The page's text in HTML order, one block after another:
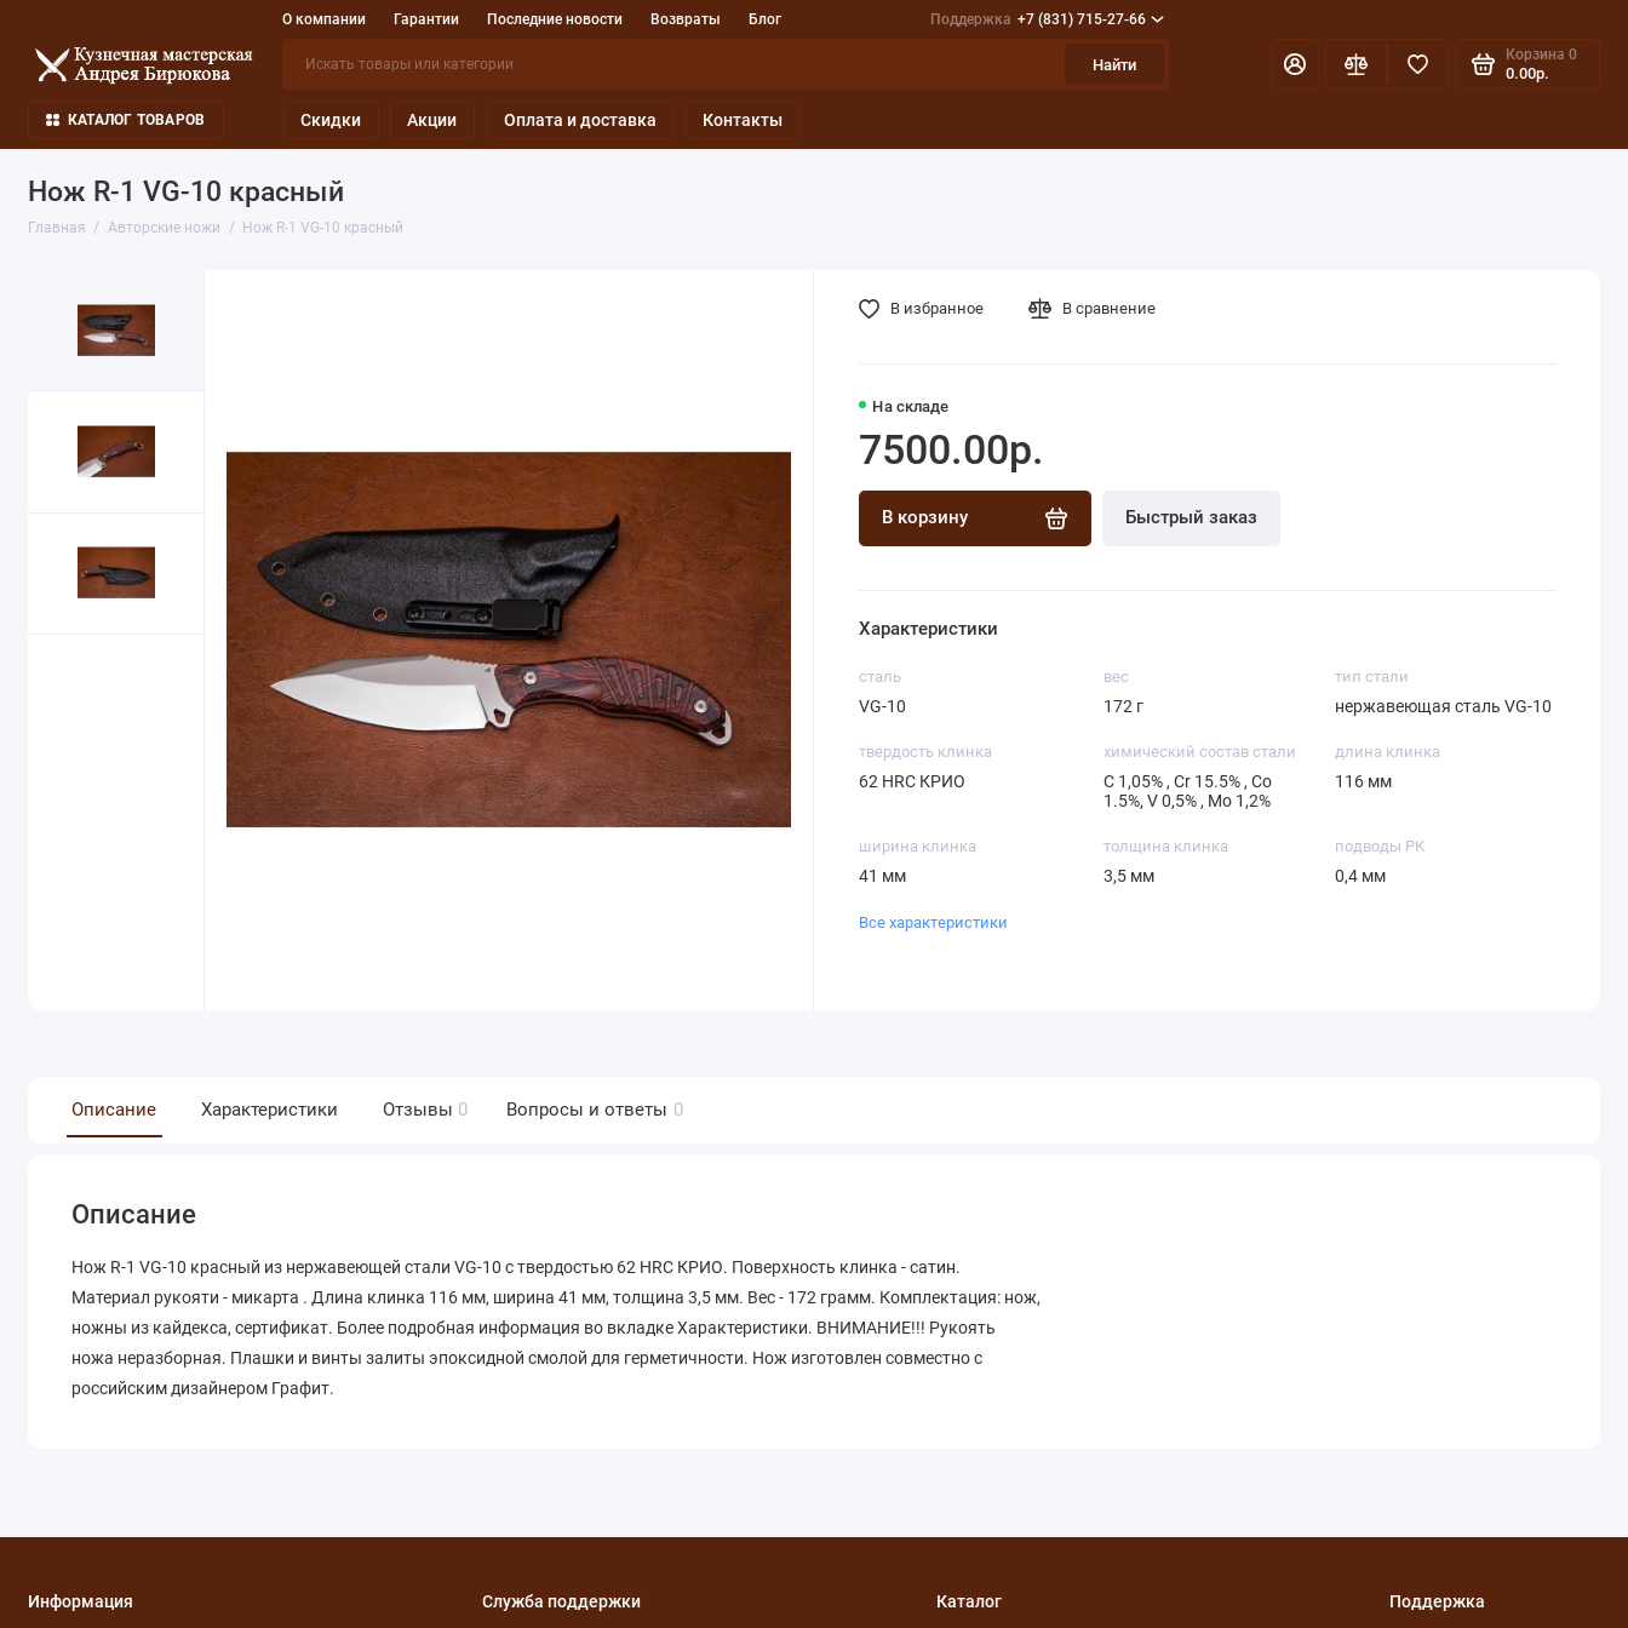
О компании Гарантии Последние новости Возвраты Блог Поддержка +7 (831) 715-27-66
Найти
Корзина 0
0.00р.
КАТАЛОГ ТОВАРОВ Скидки Акции Оплата и доставка Контакты
Нож R-1 VG-10 красный
Главная Авторские ножи Нож R-1 VG-10 красный
На складе
7500.00р.
В корзину Быстрый заказ
В избранное В сравнение
Характеристики
сталь
VG-10
вес
172 г
тип стали
нержавеющая сталь VG-10
твердость клинка
62 HRC КРИО
химический состав стали
С 1,05% , Cr 15.5% , Co
1.5%, V 0,5% , Mo 1,2%
длина клинка
116 мм
ширина клинка
41 мм
толщина клинка
3,5 мм
подводы РК
0,4 мм
Все характеристики
Описание Характеристики Отзывы 0 Вопросы и ответы 0
Описание
Нож R-1 VG-10 красный из нержавеющей стали VG-10 с твердостью 62 HRC КРИО. Поверхность клинка - сатин.
Материал рукояти - микарта . Длина клинка 116 мм, ширина 41 мм, толщина 3,5 мм. Вес - 172 грамм. Комплектация: нож,
ножны из кайдекса, сертификат. Более подробная информация во вкладке Характеристики. ВНИМАНИЕ!!! Рукоять
ножа неразборная. Плашки и винты залиты эпоксидной смолой для герметичности. Нож изготовлен совместно с
российским дизайнером Графит.
Информация Служба поддержки Каталог Поддержка